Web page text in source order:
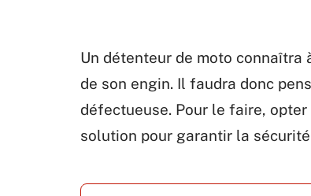
Un détenteur de moto connaîtra
de son engin. Il faudra donc
défectueuse. Pour le faire,
solution pour garantir la